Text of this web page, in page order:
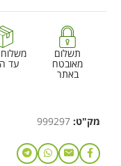
תשלום
מאובטח
באתר
עד
מק"ט: 999297